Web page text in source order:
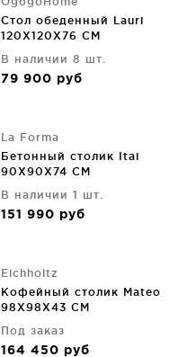
Стол обеденный Lauri
120X120X76 CM
В наличии 8 шт.
79 900 руб
La Forma
Бетонный столик Itai
90X90X74 CM
В наличии 1 шт.
151 990 руб
Eichholtz
Кофейный столик Mateo
98X98X43 CM
Под заказ
164 450 руб